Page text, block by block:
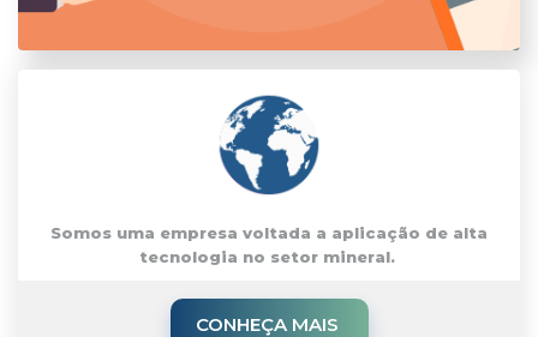
Somos uma empresa voltada a aplicação de alta
tecnologia no setor mineral.
CONHEÇA MAIS